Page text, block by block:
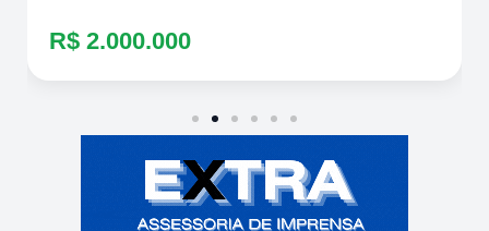
R$ 2.000.000